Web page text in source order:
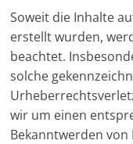
Soweit die Inhalte
erstellt wurden,
beachtet.
solche
wir um einen
Bekanntwerden